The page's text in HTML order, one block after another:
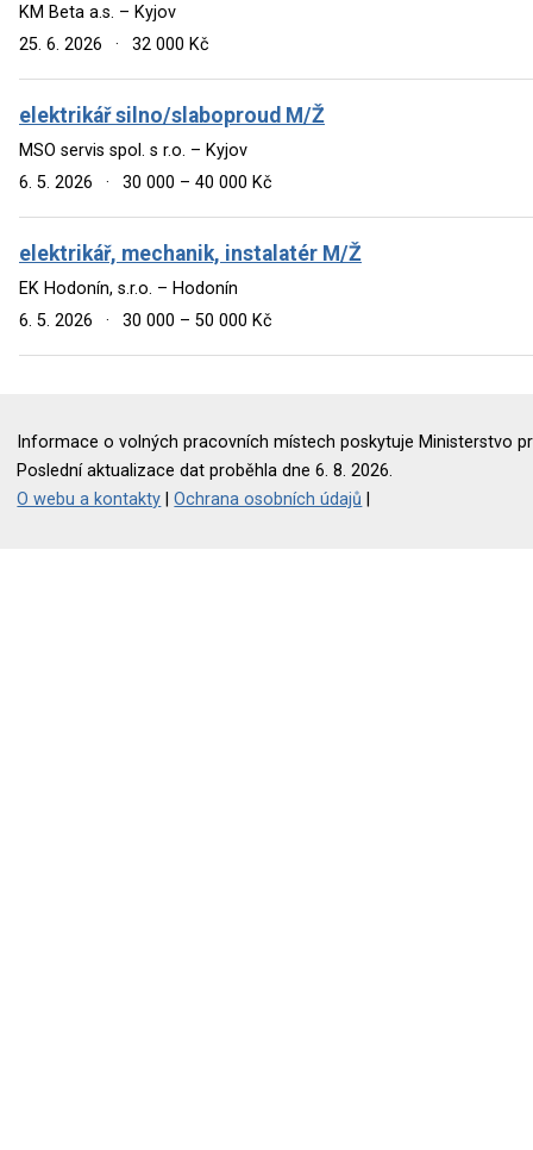
KM Beta a.s. – Kyjov
25. 6. 2026
· 32 000 Kč
elektrikář silno/slaboproud M/Ž
MSO servis spol. s r.o. – Kyjov
6. 5. 2026
· 30 000 – 40 000 Kč
elektrikář, mechanik, instalatér M/Ž
EK Hodonín, s.r.o. – Hodonín
6. 5. 2026
· 30 000 – 50 000 Kč
Informace o volných pracovních místech poskytuje Ministerstvo
Poslední aktualizace dat proběhla dne 6. 8. 2026.
O webu a kontakty |Ochrana osobních údajů